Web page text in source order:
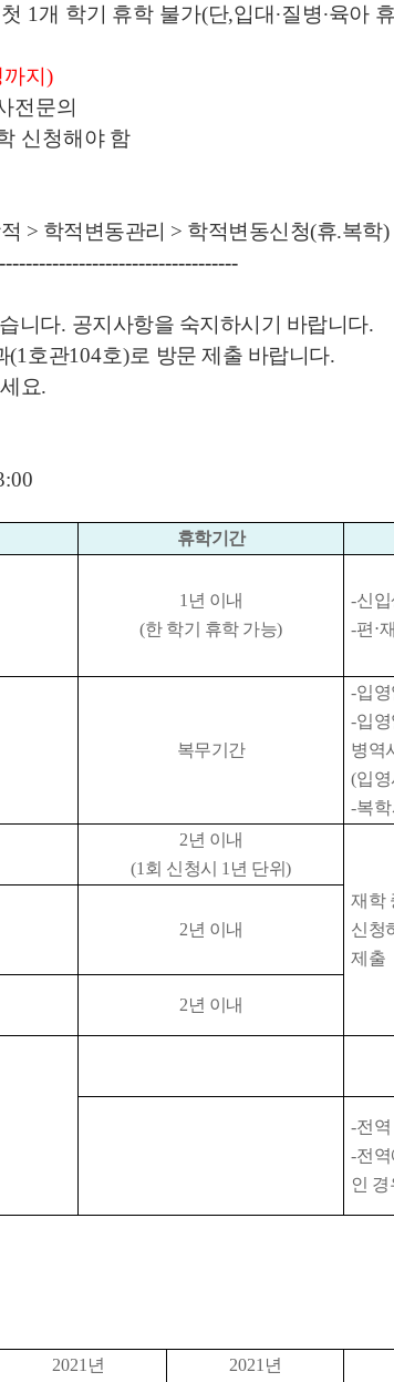
1 개 학기 휴학 불가(단,입대∙질병∙육아
지)
전문의
신청해야 함
> 학적변동관리 > 학적변동신청(휴.복학)
니다. 공지사항을 숙지하시기 바랍니다.
(1 호관104호)로 방문 제출 바랍니다.
요.
휴학기간
1 년 이내
(한 학기 휴학 가능)
-신입
-편 ⋅
복무기간
-입영
-입
병역
(입
-복
2년 이내
(1 회 신청시 1 년 단위)
재학
신청
제출
2년 이내
2년 이내
-전역
-전
인
2021 년
2021 년